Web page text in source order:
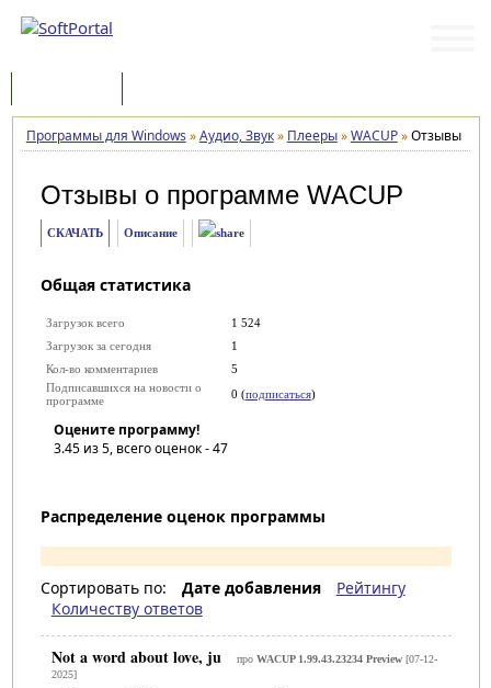
Программы для Windows »Аудио, Звук» Плееры»WACUP»Отзывы
Отзывы о программе WACUP
СКАЧАТЬ Описание
Общая статистика
Загрузок всего
1 524
Загрузок за сегодня
1
Кол-во комментариев
5
Подписавшихся на новости о
программе
0 (подписаться)
Оцените программу!
3.45из 5, всего оценок -47
Распределение оценок программы
Сортировать по: Дате добавления
Рейтингу
Количеству ответов
Not a word about love, ju про WACUP 1.99.43.23234 Preview[07-12-
2025]